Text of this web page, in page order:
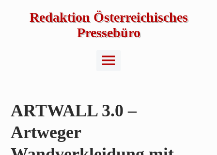
Redaktion Österreichisches
Pressebüro
Main
Menu
ARTWALL 3.0 –
Artweger